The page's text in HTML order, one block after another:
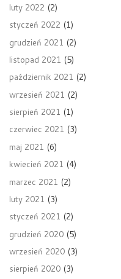
luty 2022 (2)
styczeń 2022 (1)
grudzień 2021 (2)
listopad 2021 (5)
październik 2021 (2)
wrzesień 2021 (2)
sierpień 2021 (1)
czerwiec 2021 (3)
maj 2021 (6)
kwiecień 2021 (4)
marzec 2021 (2)
luty 2021 (3)
styczeń 2021 (2)
grudzień 2020 (5)
wrzesień 2020 (3)
sierpień 2020 (3)